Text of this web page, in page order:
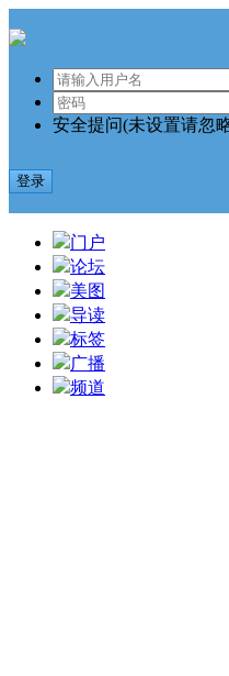
安全提问(未设置请忽
登录
门户
论坛
美图
导读
标签
广播
频道